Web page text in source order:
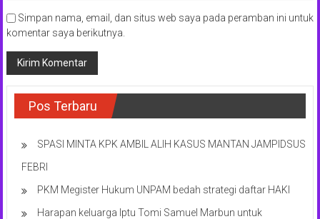
Simpan nama, email, dan situs web saya pada peramban ini untuk
komentar saya berikutnya.
Pos Terbaru
SPASI MINTA KPK AMBIL ALIH KASUS MANTAN JAMPIDSUS
FEBRI
PKM Megister Hukum UNPAM bedah strategi daftar HAKI
Harapan keluarga Iptu Tomi Samuel Marbun untuk